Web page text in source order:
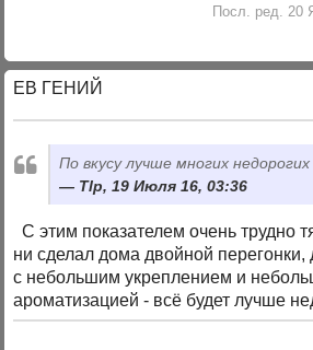
Посл. ред. 20
ЕВ ГЕНИЙ
По вкусу лучше многих недорогих
Tlp, 19 Июля 16, 03:36
С этим показателем очень трудно
ни сделал дома двойной
с небольшим укреплением и
ароматизацией - всё будет лучше